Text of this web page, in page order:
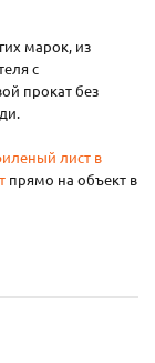
марок, из
с
прокат без
лист в
прямо на объект в